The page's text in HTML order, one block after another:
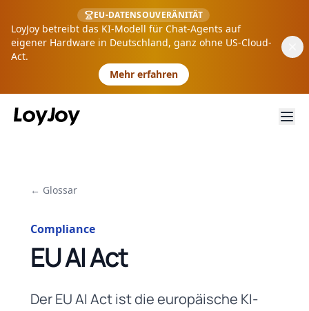
EU-DATENSOUVERÄNITÄT
LoyJoy betreibt das KI-Modell für Chat-Agents auf
eigener Hardware in Deutschland, ganz ohne US-Cloud-
Act.
Mehr erfahren
← Glossar
Compliance
EU AI Act
Der EU AI Act ist die europäische KI-